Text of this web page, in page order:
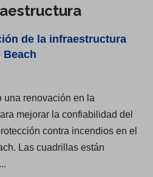
de la infraestructura
Beach
una renovación en la
mejorar la confiabilidad del
contra incendios en el
Las cuadrillas están